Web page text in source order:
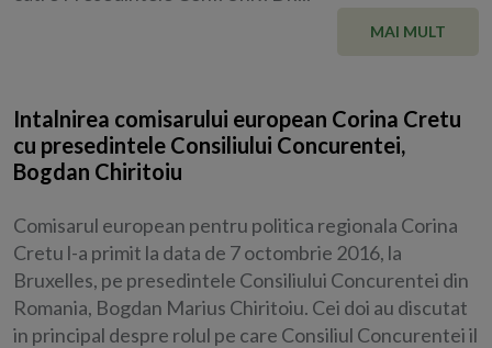
MAI MULT
Intalnirea comisarului european Corina Cretu
cu presedintele Consiliului Concurentei,
Bogdan Chiritoiu
Comisarul european pentru politica regionala Corina
Cretu l-a primit la data de 7 octombrie 2016, la
Bruxelles, pe presedintele Consiliului Concurentei din
Romania, Bogdan Marius Chiritoiu. Cei doi au discutat
in principal despre rolul pe care Consiliul Concurentei il